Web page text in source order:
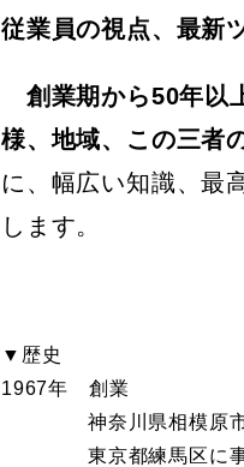
従業員の視点、最新
創業期から50年以
様、地域、この三者
に、幅広い知識、最
します。
▼歴史
1967年 創業
神奈川県相模原市に
東京都練馬区に事